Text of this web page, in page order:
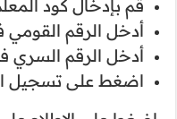
الأول